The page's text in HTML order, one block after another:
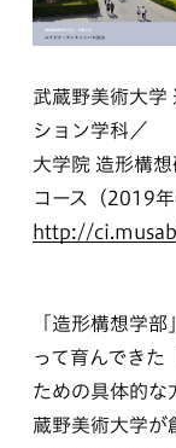
武蔵野美術大学
ション学科／
大学院 造形構
コース（2019年
http://
「造形構想学
って育んできた
ための具体的な
蔵野美術大学